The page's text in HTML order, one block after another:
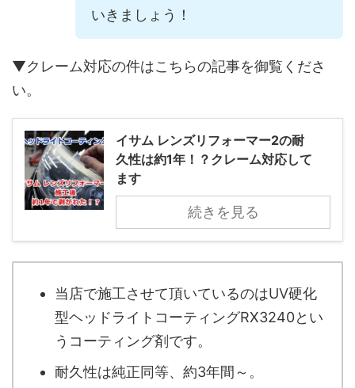
いきましょう！
▼クレーム対応の件はこちらの記事を御覧くださ
い。
イサム レンズリフォーマー2の耐
久性は約1年！？クレーム対応して
ます
続きを見る
当店で施工させて頂いているのはUV硬化
型ヘッドライトコーティングRX3240とい
うコーティング剤です。
耐久性は純正同等、約3年間～。